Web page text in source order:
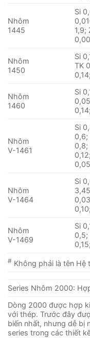
Nhôm
1445
Si
1,9;
Nhôm
1450
Si
TK
Nhôm
1460
Si
Nhôm
V-1461
Si
0,6;
0,8;
Nhôm
V-1464
Si
Nhôm
V-1469
Si
0,5;
# Không phải là tên
Series Nhôm 2000:
Dòng 2000 được hợp
với thép. Trước đây
biến nhất, nhưng dễ bị
series trong các thiết